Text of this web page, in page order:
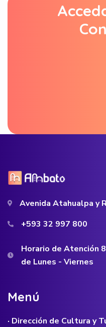
Avenida Atahualpa y
+593 32 997 800
Horario de Atención
de Lunes - Viernes
Menú
· Dirección de Cultura y